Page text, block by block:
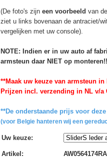
(De foto's zijn een voorbeeld van
ziet u links bovenaan de antraciet/
vergelijken met uw console).
NOTE: Indien er in uw auto af
armsteun daar NIET op
**Maak uw keuze van armsteun
Prijzen incl. verzending in NL v/a
**De onderstaande prijs voor
(voor Belgie hanteren wij een
Uw keuze:
Artikel : AW0564174RA